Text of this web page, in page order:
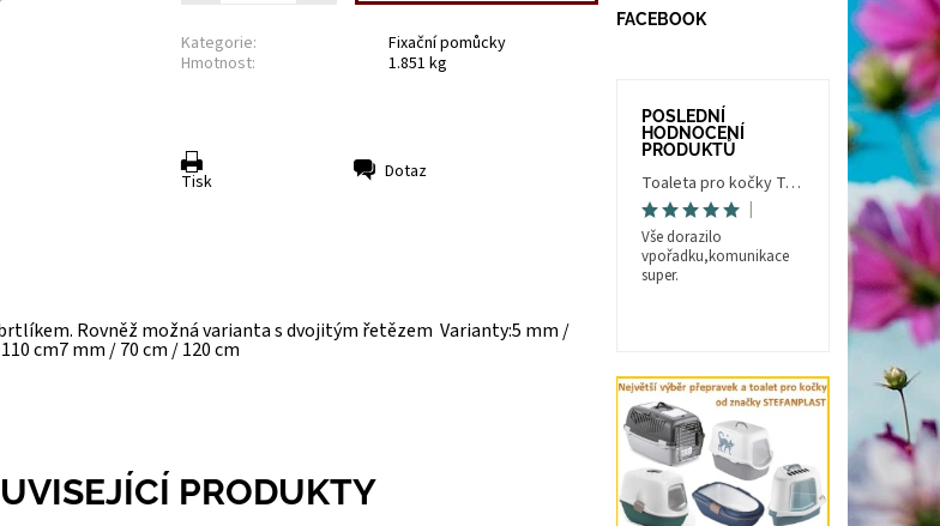
Kategorie:
Fixační pomůcky
Hmotnost:
1.851 kg
Tisk Dotaz
Rovněž možná varianta s dvojitým řetězem Varianty:5 mm /
cm7 mm / 70 cm / 120 cm
PRODUKTY
FACEBOOK
POSLEDNÍ
HODNOCENÍ
PRODUKTŮ
Toaleta pro kočky Trés Chic Indoor Filter, krytá - kočičí WC s filtrem, holubí šedá/bílá
|
Vše dorazilo
vpořadku,komunikace
super.